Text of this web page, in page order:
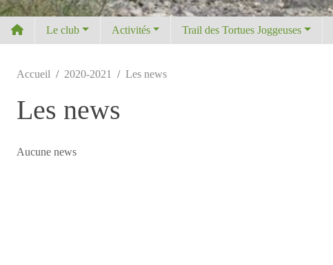
Le club Activités Trail des Tortues Joggeuses
Accueil 2020-2021 Les news
Les news
Aucune news